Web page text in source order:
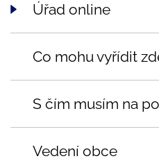
Úřad online
Co mohu vyřídit
S čím musím na
Vedení obce